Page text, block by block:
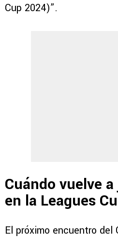
Cup 2024)”.
Cuándo vuelve
en la Leagues
El próximo encuentro del